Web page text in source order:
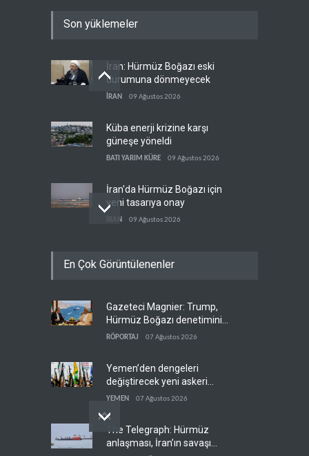
Son yüklemeler
İran: Hürmüz Boğazı eski
durumuna dönmeyecek
İRAN 09 Ağustos 2026
Küba enerji krizine karşı
güneşe yöneldi
BATI YARIM KÜRE 09 Ağustos 2026
İran'da Hürmüz Boğazı için
yeni tasarıya onay
İRAN 09 Ağustos 2026
açılırsa İran savaşını
Hmeimim ve Tartus için
HTŞ-Rusya anlaşması
En Çok Görüntülenenler
Gazeteci Magnier: Trump,
Hürmüz Boğazı denetimini
doğrudan İran ve Umman'a
RÖPORTAJ 07 Ağustos 2026
Yemen’den dengeleri
değiştirecek yeni askeri
denklem
YEMEN 07 Ağustos 2026
The Telegraph: Hürmüz
anlaşması, İran’ın savaşı